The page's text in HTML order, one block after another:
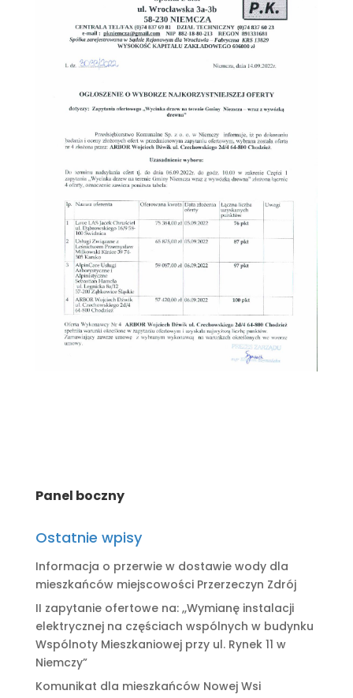
Panel boczny
Ostatnie wpisy
Informacja o przerwie w dostawie wody dla
mieszkańców miejscowości Przerzeczyn Zdrój
II zapytanie ofertowe na: ,,Wymianę instalacji
elektrycznej na częściach wspólnych w budynku
Wspólnoty Mieszkaniowej przy ul. Rynek 11 w
Niemczy”
Komunikat dla mieszkańców Nowej Wsi